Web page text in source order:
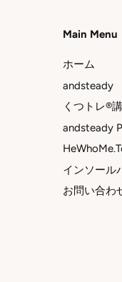
Main Menu
ホーム
andsteady
くつトレ®
andsteady
インソール
お問い合わ